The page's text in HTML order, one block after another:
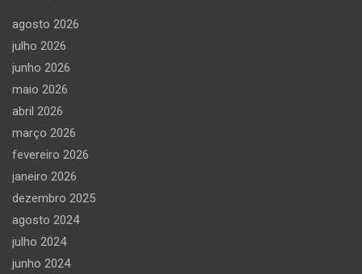
agosto 2026
julho 2026
junho 2026
maio 2026
abril 2026
março 2026
fevereiro 2026
janeiro 2026
dezembro 2025
agosto 2024
julho 2024
junho 2024